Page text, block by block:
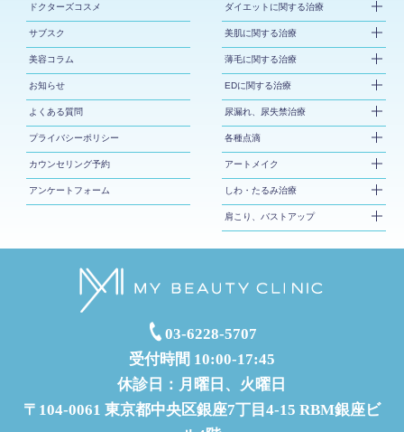
ドクターズコスメ
サブスク
美容コラム
お知らせ
よくある質問
プライバシーポリシー
カウンセリング予約
アンケートフォーム
ダイエットに関する治療
美肌に関する治療
薄毛に関する治療
EDに関する治療
尿漏れ、尿失禁治療
各種点滴
アートメイク
しわ・たるみ治療
肩こり、バストアップ
03-6228-5707
受付時間 10:00-17:45
休診日：月曜日、火曜日
〒104-0061 東京都中央区銀座7丁目4-15 RBM銀座ビ